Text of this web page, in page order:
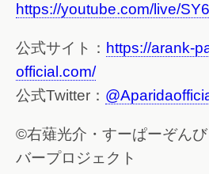
https://youtube.com/live/
公式サイト： https://arank-
official.com/
公式Twitter：
©右薙光介・すーぱーぞん
バープロジェクト